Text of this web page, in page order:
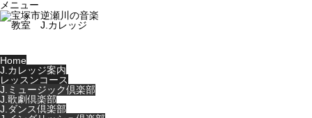
メニュー
Home
J.カレッジ案内
レッスンコース
J.ミュージック倶楽部
J.歌劇倶楽部
J.ダンス倶楽部